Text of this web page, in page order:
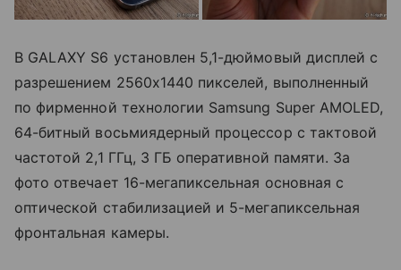
В GALAXY S6 установлен 5,1-дюймовый дисплей с
разрешением 2560х1440 пикселей, выполненный
по фирменной технологии Samsung Super AMOLED,
64-битный восьмиядерный процессор с тактовой
частотой 2,1 ГГц, 3 ГБ оперативной памяти. За
фото отвечает 16-мегапиксельная основная с
оптической стабилизацией и 5-мегапиксельная
фронтальная камеры.